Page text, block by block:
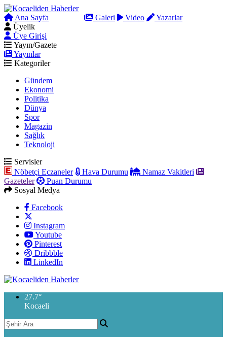
Ana Sayfa Galeri Video
Yazarlar
Üyelik
Üye Girişi
Yayın/Gazete
Yayınlar
Kategoriler
Gündem
Ekonomi
Politika
Dünya
Spor
Magazin
Sağlık
Teknoloji
Servisler
Nöbetçi Eczaneler
Hava Durumu
Namaz Vakitleri
Gazeteler
Puan Durumu
Sosyal Medya
Facebook
Instagram
Youtube
Pinterest
Dribbble
LinkedIn
27.7°
Kocaeli